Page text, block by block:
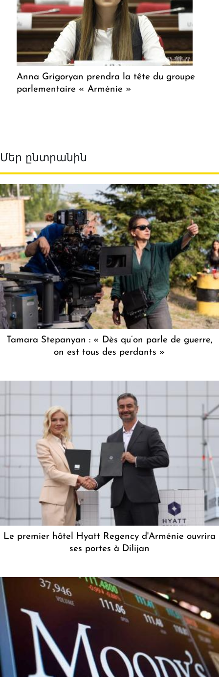
Anna Grigoryan prendra la tête du groupe
parlementaire « Arménie »
Մեր ընտրանին
Tamara Stepanyan : « Dès qu’on parle de guerre,
on est tous des perdants »
Le premier hôtel Hyatt Regency d'Arménie ouvrira
ses portes à Dilijan